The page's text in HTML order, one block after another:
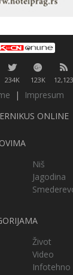
234K 123K 12,123
|
Impresum
ONLINE
Niš
Jagodina
Život
Video
Infotehno